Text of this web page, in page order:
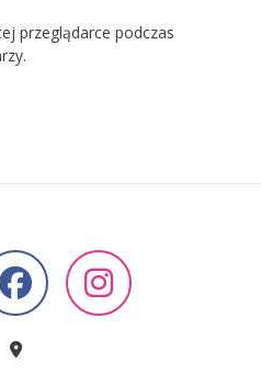
przeglądarce podczas